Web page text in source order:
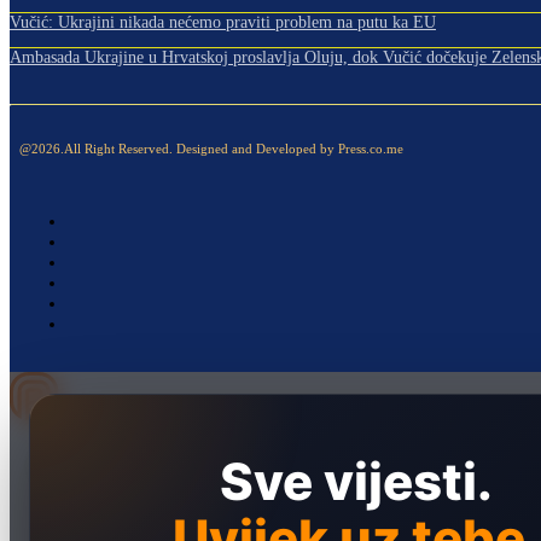
Vučić: Ukrajini nikada nećemo praviti problem na putu ka EU
Ambasada Ukrajine u Hrvatskoj proslavlja Oluju, dok Vučić dočekuje
@2026.All Right Reserved. Designed and Developed by Press.co.me
Sve vijesti.